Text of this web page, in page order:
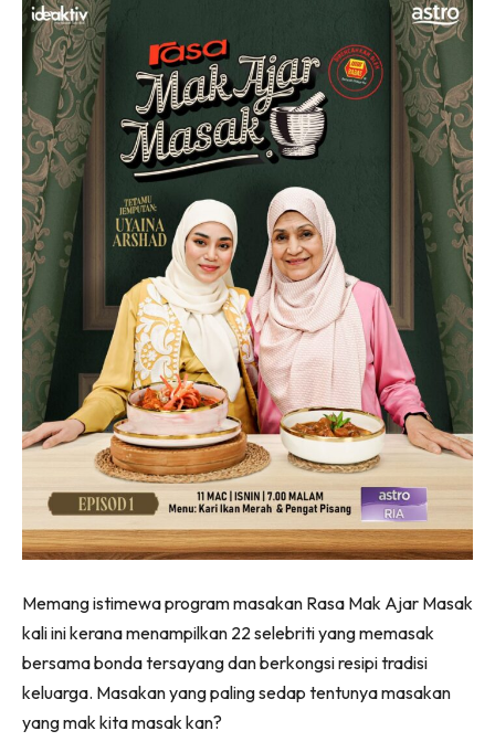
Memang istimewa program masakan Rasa Mak Ajar Masak
kali ini kerana menampilkan 22 selebriti yang memasak
bersama bonda tersayang dan berkongsi resipi tradisi
keluarga. Masakan yang paling sedap tentunya masakan
yang mak kita masak kan?